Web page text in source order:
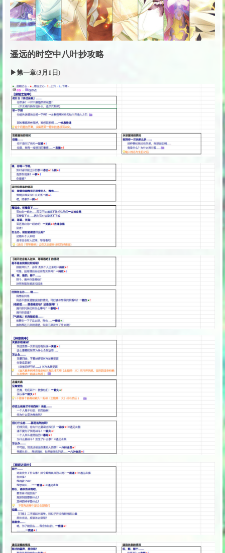
遥远的时空中八叶抄攻略
▶第一章(3月1日)